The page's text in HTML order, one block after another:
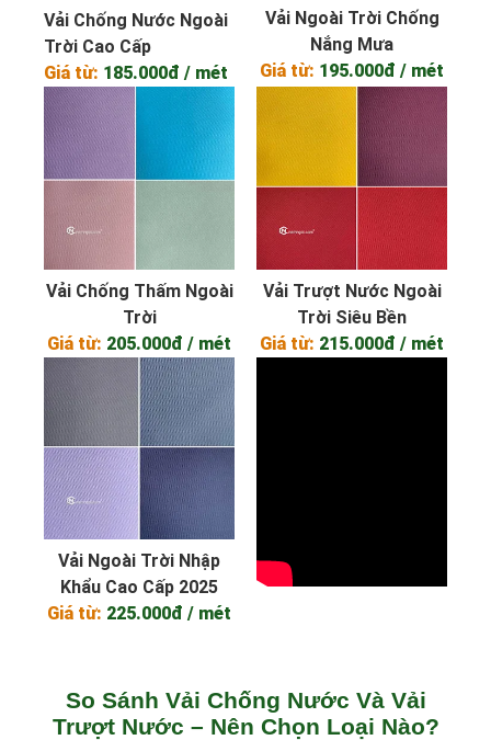
Vải Chống Nước Ngoài
Trời Cao Cấp
Giá từ: 185.000đ / mét
Vải Ngoài Trời Chống
Nắng Mưa
Giá từ: 195.000đ / mét
Vải Chống Thấm Ngoài
Trời
Giá từ: 205.000đ / mét
Vải Trượt Nước Ngoài
Trời Siêu Bền
Giá từ: 215.000đ / mét
Vải Ngoài Trời Nhập
Khẩu Cao Cấp 2025
Giá từ: 225.000đ / mét
So Sánh Vải Chống Nước Và Vải
Trượt Nước – Nên Chọn Loại Nào?